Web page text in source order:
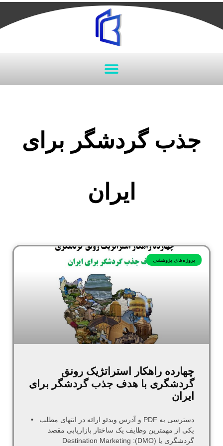
جذب گردشگر برای
ایران
پروژه‌های پژوهشی
چهارده راهکار استراتژیک رونق
گردشگری با هدف جذب گردشگر برای
ایران
دسترسی به PDF و آدرس ویدئو ارائه در انتهای مطلب •
یکی از مهمترین وظایف یک ساختار بازاریابی مقصد
گردشگری یا (DMO): Destination Marketing